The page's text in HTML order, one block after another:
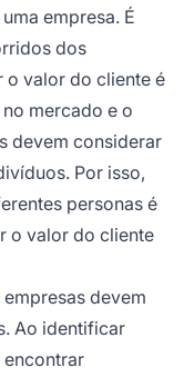
empresa. É
dos
o valor do cliente é
mercado e o
devem considerar
Por isso,
personas é
o valor do cliente
devem
Ao identificar
encontrar